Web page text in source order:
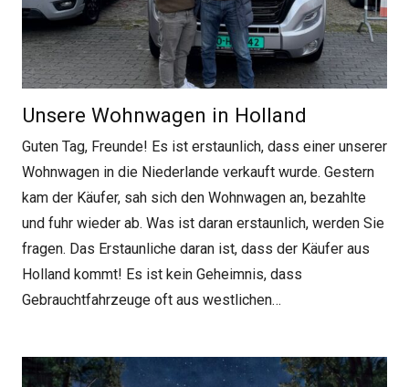
Unsere Wohnwagen in Holland
Guten Tag, Freunde! Es ist erstaunlich, dass einer unserer
Wohnwagen in die Niederlande verkauft wurde. Gestern
kam der Käufer, sah sich den Wohnwagen an, bezahlte
und fuhr wieder ab. Was ist daran erstaunlich, werden Sie
fragen. Das Erstaunliche daran ist, dass der Käufer aus
Holland kommt! Es ist kein Geheimnis, dass
Gebrauchtfahrzeuge oft aus westlichen…